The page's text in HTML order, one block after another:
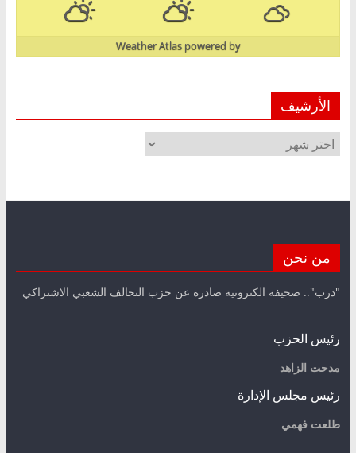
powered by
Weather Atlas
الأرشيف
الأرشيف
من نحن
"درب".. صحيفة الكترونية صادرة عن حزب التحالف الشعبي الاشتراكي
رئيس الحزب
مدحت الزاهد
رئيس مجلس الإدارة
طلعت فهمي